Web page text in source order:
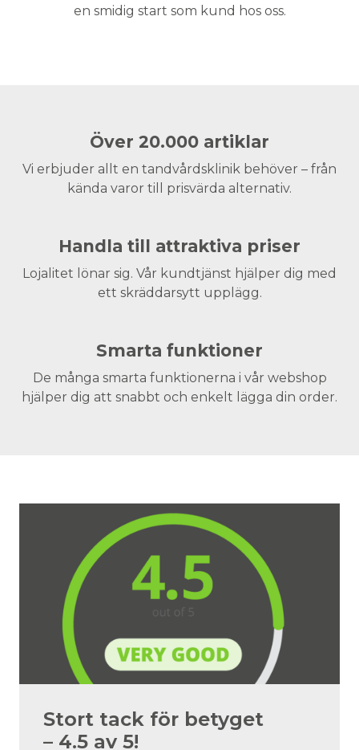
en smidig start som kund hos oss.
Över 20.000 artiklar
Vi erbjuder allt en tandvårdsklinik behöver – från
kända varor till prisvärda alternativ.
Handla till attraktiva priser
Lojalitet lönar sig. Vår kundtjänst hjälper dig med
ett skräddarsytt upplägg.
Smarta funktioner
De många smarta funktionerna i vår webshop
hjälper dig att snabbt och enkelt lägga din order.
Stort tack för betyget
– 4.5 av 5!